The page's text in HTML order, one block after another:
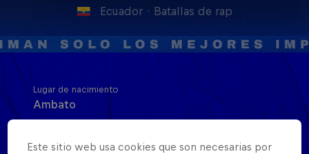
Ecuador · Batallas de rap
Lugar de nacimiento
Ambato
Ecuador
Este sitio web usa cookies que son necesarias por